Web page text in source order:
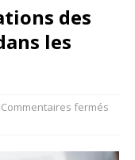
des
les
Commentaires fermés